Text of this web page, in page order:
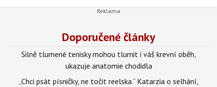
Doporučené články
Silně tlumené tenisky mohou tlumit i váš krevní oběh,
ukazuje anatomie chodidla
„Chci psát písničky, ne točit reelska.“ Katarzia o selhání,